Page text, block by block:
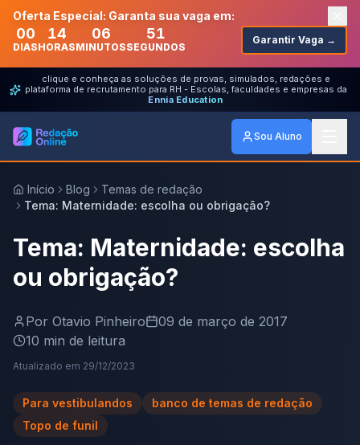
Oferta Especial: Garanta sua vaga em:
00
DIAS
14
HORAS
06
MINUTOS
51
SEGUNDOS
Garantir Vaga →
clique e conheça as soluções de provas, simulados, redações e
plataforma de recrutamento para RH - Escolas, faculdades e empresas da
Ennia Education
Sou Aluno
Início Blog
Temas de redação
Tema: Maternidade: escolha ou obrigação?
Tema: Maternidade: escolha
ou obrigação?
Por Otavio Pinheiro
09 de março de 2017
10 min de leitura
Atualizado em 29/12/2023
Para vestibulandos
banco de temas de redação
Topo de funil